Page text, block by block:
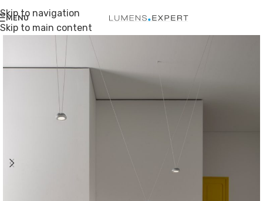
Skip to navigation
Skip to main content
MENU